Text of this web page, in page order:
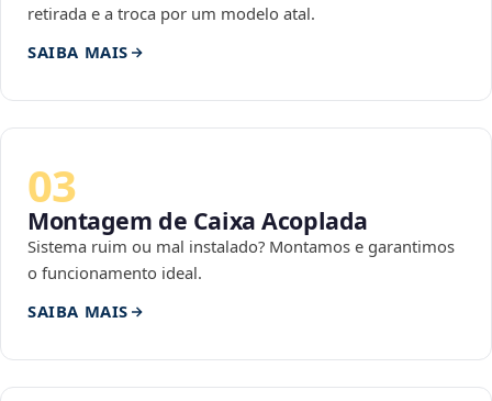
retirada e a troca por um modelo atal.
SAIBA MAIS
03
Montagem de Caixa Acoplada
Sistema ruim ou mal instalado? Montamos e garantimos
o funcionamento ideal.
SAIBA MAIS